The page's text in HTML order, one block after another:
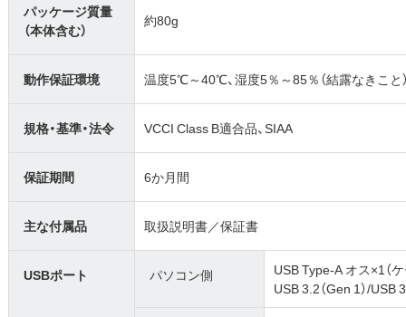
パッケージ質量
（本体含む）
約80g
動作保証環境 温度5℃～40℃、湿度5％～85％（結露なきこと
規格・基準・法令 VCCI Class B適合品、SIAA
保証期間 6か月間
主な付属品 取扱説明書／保証書
USBポート パソコン側
USB Type-A オス×1（
USB 3.2（Gen 1）/USB